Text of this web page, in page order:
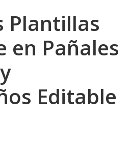
Plantillas
en Pañales
Editable